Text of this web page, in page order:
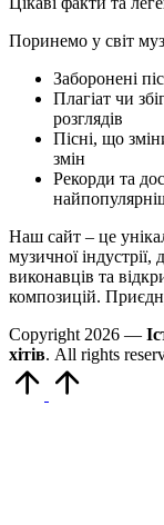
Поринемо у світ
Заборонені
Плагіат чи
розглядів
Пісні, що
змін
Рекорди та
Наш сайт – це
музичної
виконавців та
композицій.
Copyright 2026 —
хітів. All rights